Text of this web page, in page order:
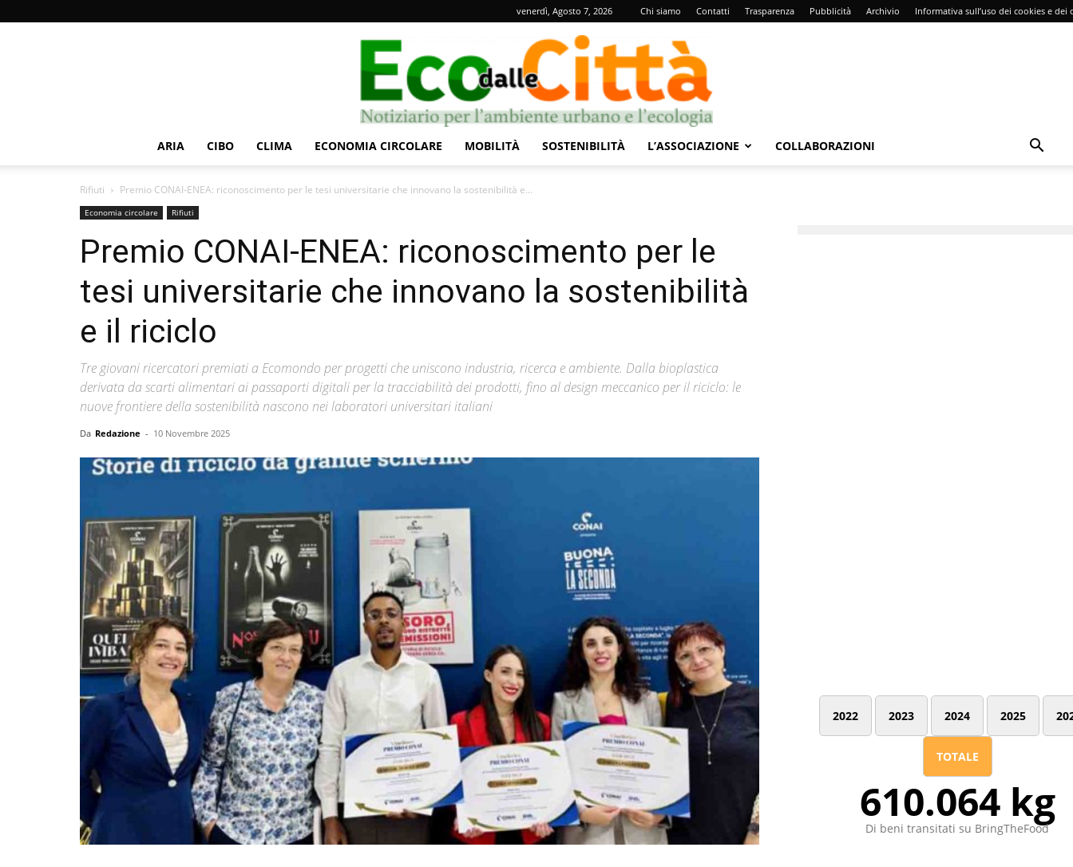
venerdì, Agosto 7, 2026 Chi siamo Contatti Trasparenza Pubblicità Archivio Informativa sull’uso dei cookies e dei
dalle
Città
ARIA CIBO CLIMA ECONOMIA CIRCOLARE MOBILITÀ SOSTENIBILITÀ L’ASSOCIAZIONE COLLABORAZIONI
Rifiuti Premio CONAI-ENEA: riconoscimento per le tesi universitarie che innovano la sostenibilità e...
Economia circolare Rifiuti
Premio CONAI-ENEA: riconoscimento per le
tesi universitarie che innovano la sostenibilità
e il riciclo
Tre giovani ricercatori premiati a Ecomondo per progetti che uniscono industria, ricerca e ambiente. Dalla bioplastica
derivata da scarti alimentari ai passaporti digitali per la tracciabilità dei prodotti, fino al design meccanico per il riciclo: le
nuove frontiere della sostenibilità nascono nei laboratori universitari italiani
Da Redazione - 10 Novembre 2025
2022 2023 2024 2025
TOTALE
610.064 kg
Di beni transitati su BringTheFood